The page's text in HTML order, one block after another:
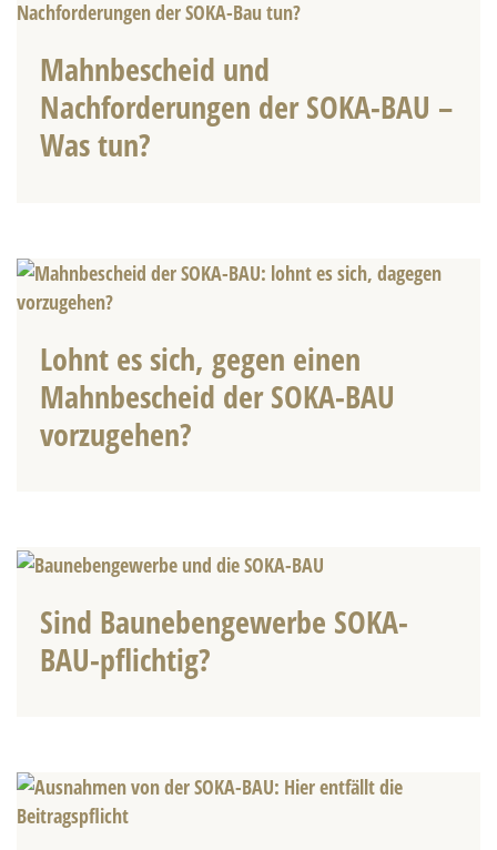
Mahnbescheid und
Nachforderungen der SOKA-BAU –
Was tun?
Lohnt es sich, gegen einen
Mahnbescheid der SOKA-BAU
vorzugehen?
Sind Baunebengewerbe SOKA-
BAU-pflichtig?